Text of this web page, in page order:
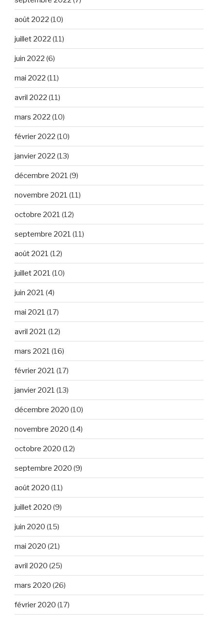
août 2022 (10)
juillet 2022 (11)
juin 2022 (6)
mai 2022 (11)
avril 2022 (11)
mars 2022 (10)
février 2022 (10)
janvier 2022 (13)
décembre 2021 (9)
novembre 2021 (11)
octobre 2021 (12)
septembre 2021 (11)
août 2021 (12)
juillet 2021 (10)
juin 2021 (4)
mai 2021 (17)
avril 2021 (12)
mars 2021 (16)
février 2021 (17)
janvier 2021 (13)
décembre 2020 (10)
novembre 2020 (14)
octobre 2020 (12)
septembre 2020 (9)
août 2020 (11)
juillet 2020 (9)
juin 2020 (15)
mai 2020 (21)
avril 2020 (25)
mars 2020 (26)
février 2020 (17)